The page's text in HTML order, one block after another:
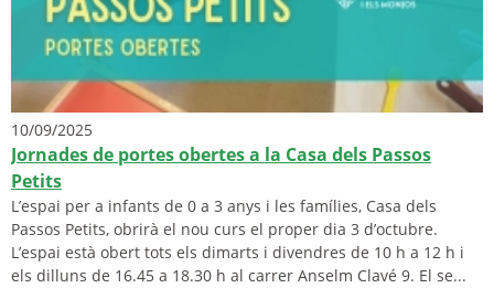
10/09/2025
Jornades de portes obertes a la Casa dels Passos
Petits
L’espai per a infants de 0 a 3 anys i les famílies, Casa dels
Passos Petits, obrirà el nou curs el proper dia 3 d’octubre.
L’espai està obert tots els dimarts i divendres de 10 h a 12 h i
els dilluns de 16.45 a 18.30 h al carrer Anselm Clavé 9. El se...